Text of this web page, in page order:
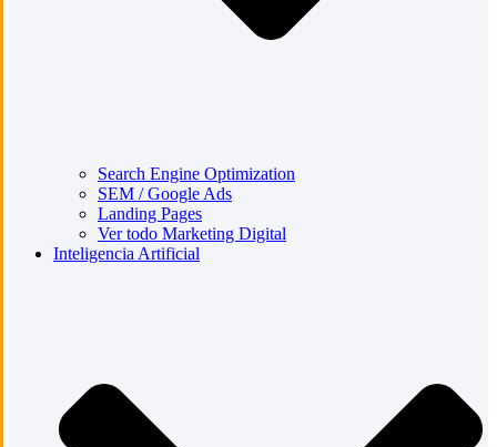
Search Engine Optimization
SEM / Google Ads
Landing Pages
Ver todo Marketing Digital
Inteligencia Artificial